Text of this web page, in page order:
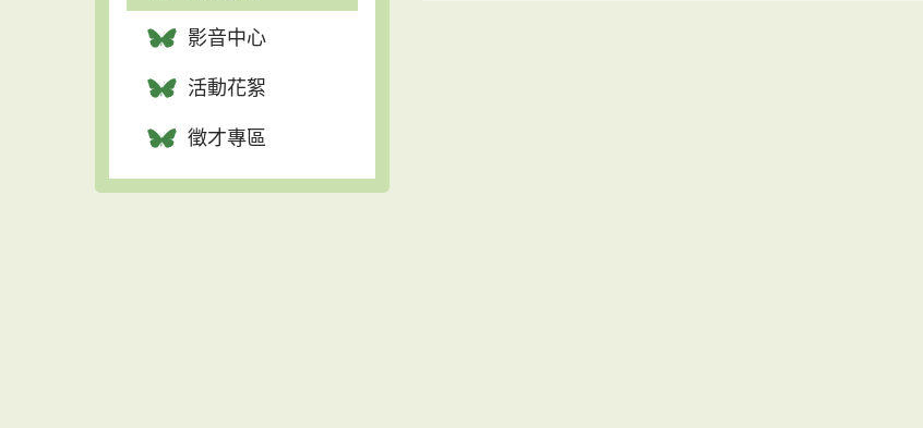
影音中心
活動花絮
徵才專區